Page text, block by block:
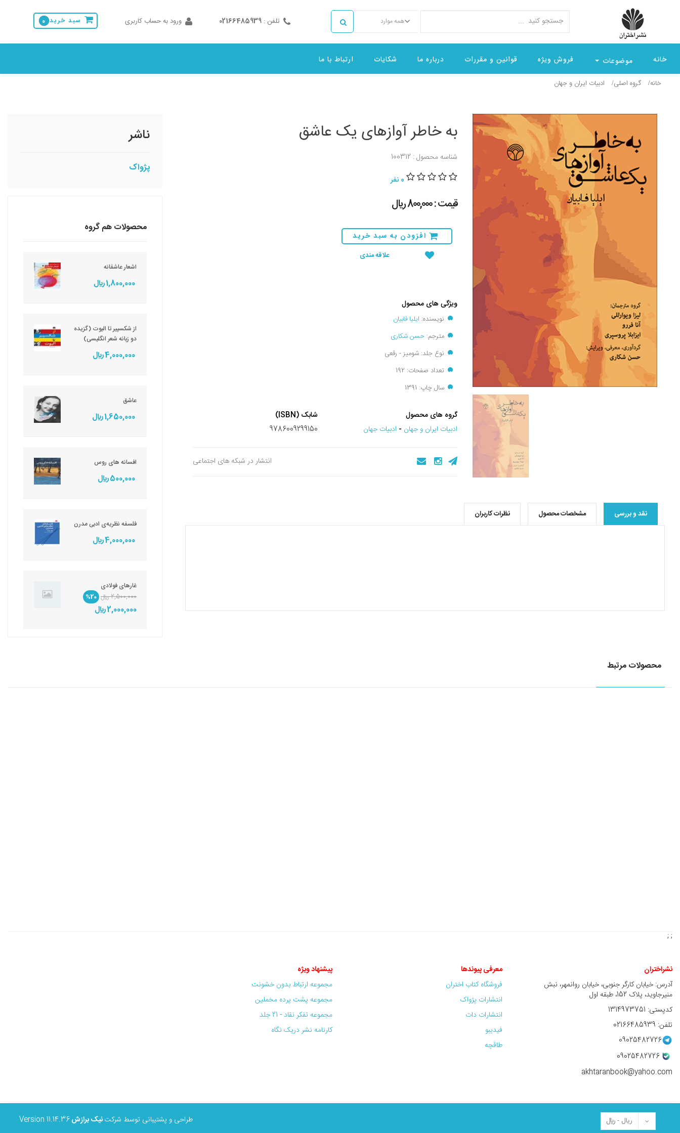
همه موارد تلفن : 02166485939 ورود به حساب کاربری سبد خرید 0
خانه موضوعات فروش ویژه قوانین و مقررات درباره ما شکایات ارتباط با ما
خانه گروه اصلی ادبيات ايران و جهان
به خاطر آوازهای یک عاشق
شناسه محصول : 100312
0 نفر
قیمت : 800,000 ريال
افزودن به سبد خرید
علاقه مندی
ویژگی های محصول
نویسنده: ایلیا فابیان
مترجم: حسن شکاری
نوع جلد: شومیز - رقعی
تعداد صفحات: 192
سال چاپ: 1391
گروه های محصول
ادبيات ايران و جهان - ادبيات جهان
شابک (ISBN)
9786009299150
انتشار در شبکه های اجتماعی
نقد و بررسی مشخصات محصول نظرات کاربران
ناشر
پژواک
محصولات هم گروه
اشعار عاشقانه
1,800,000 ريال
از شکسپیر تا الیوت (گزیده
دو زبانه شعر انگلیسی)
4,000,000 ريال
عاشق
1,650,000 ريال
افسانه های روس
500,000 ريال
فلسفه نظریه‌ی ادبی مدرن
4,000,000 ريال
غارهای فولادی
2,500,000 ريال
%20
2,000,000 ريال
محصولات مرتبط
; ;
نشراختران
آدرس: خیابان کارگر جنوبی، خیابان روانمهر، نبش
منیرجاوید، پلاک 152، طبقه اول
کدپستی: 1314973751
تلفن: 02166485939
09025482726
09025482726
akhtaranbook@yahoo.com
معرفی پیوندها
فروشگاه کتاب اختران
انتشارات پژواک
انتشارات دات
فیدیبو
طاقچه
پیشنهاد ویژه
مجموعه ارتباط بدون خشونت
مجموعه پشت پرده مخملین
مجموعه تفکر نقاد - 21 جلد
کارنامه نشر دریک نگاه
طراحی و پشتیبانی توسط شرکتنیک برازشVersion 11.14.36